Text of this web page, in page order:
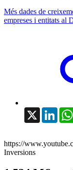
Més dades de
empreses i entitats al
X
https://
Inversions